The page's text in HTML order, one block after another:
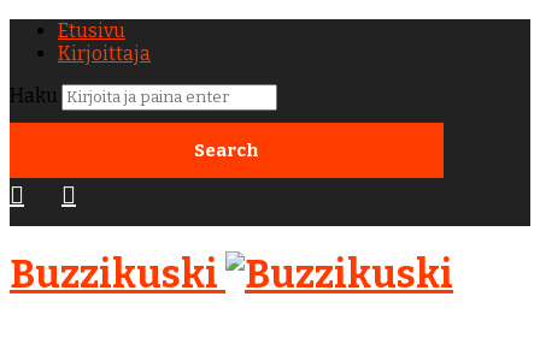
Etusivu
Kirjoittaja
Haku
Buzzikuski